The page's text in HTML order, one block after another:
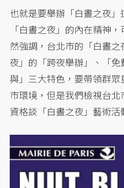
也就是要舉辦「白晝之夜
「白晝之夜」的內在精神
然強調，台北市的「白晝
夜」的「跨夜舉辦」、「
與」三大特色，要帶領群
市環境，但是我們檢視台
資格談「白晝之夜」藝術活